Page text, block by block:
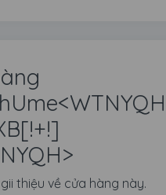
thiệu về cửa hàng này.